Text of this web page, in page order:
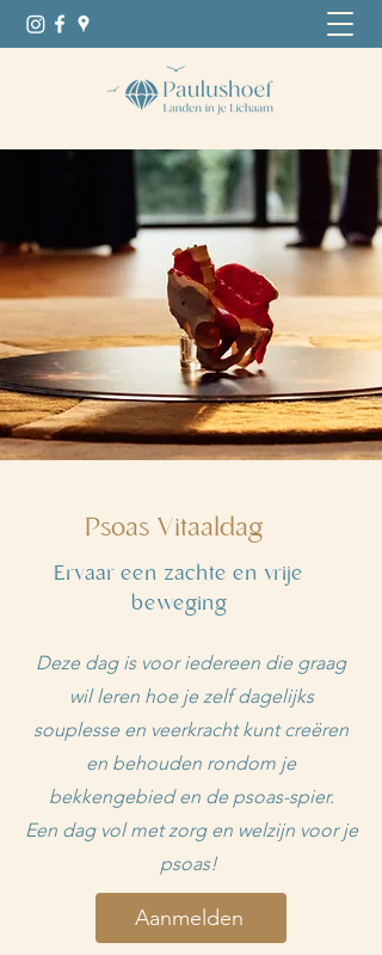
Psoas Vitaaldag
Ervaar een zachte en vrije
beweging
Deze dag is voor iedereen die graag
wil leren hoe je zelf dagelijks
souplesse en veerkracht kunt creëren
en behouden rondom je
bekkengebied en de psoas-spier.
Een dag vol met zorg en welzijn voor je
psoas!
Aanmelden